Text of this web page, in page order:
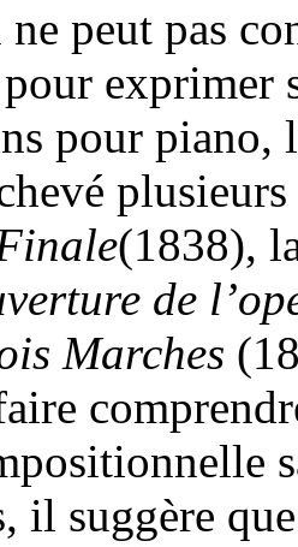
peut pas
exprimer
pour piano,
(1838),
de
Marches
il suggère